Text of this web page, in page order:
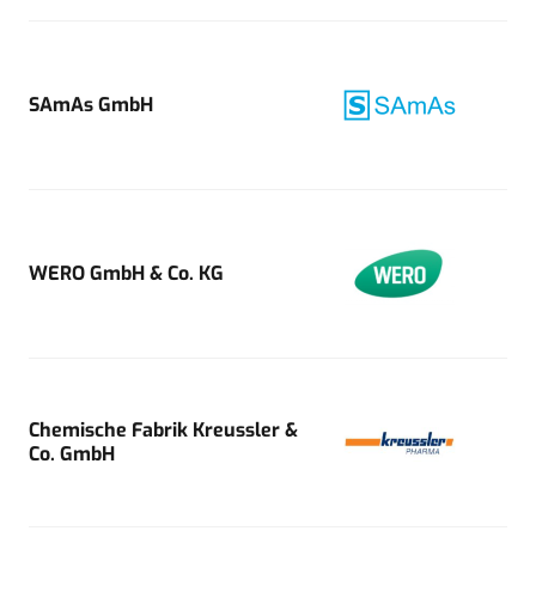
SAmAs GmbH
WERO GmbH & Co. KG
Chemische Fabrik Kreussler &
Co. GmbH